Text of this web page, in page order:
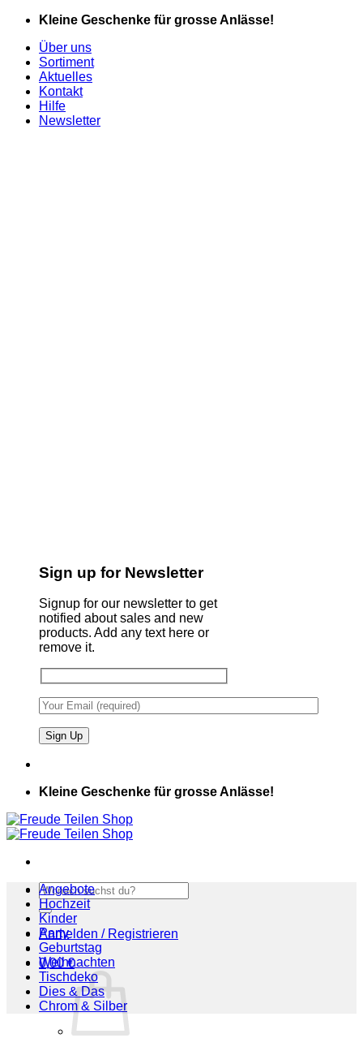
Zum
springen
Kleine Geschenke für grosse Anlässe!
Über uns
Sortiment
Aktuelles
Kontakt
Hilfe
Newsletter
Sign up for Newsletter
Signup for our newsletter to get
notified about sales and new
products. Add any text here or
remove it.
Kleine Geschenke für grosse Anlässe!
Suchen
nach:
Anmelden / Registrieren
0,00€
Angebote
Hochzeit
Kinder
Party
Geburtstag
Weihnachten
Tischdeko
Dies & Das
Chrom & Silber